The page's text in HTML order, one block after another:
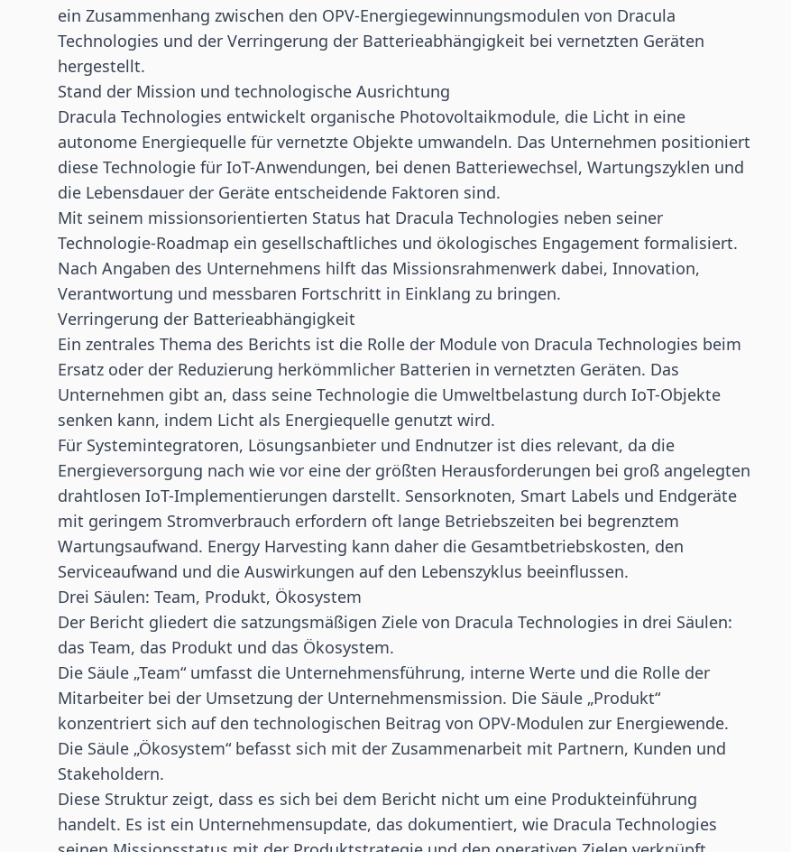
ein Zusammenhang zwischen den OPV-Energiegewinnungsmodulen von Dracula
Technologies und der Verringerung der Batterieabhängigkeit bei vernetzten Geräten
hergestellt.
Stand der Mission und technologische Ausrichtung
Dracula Technologies entwickelt organische Photovoltaikmodule, die Licht in eine
autonome Energiequelle für vernetzte Objekte umwandeln. Das Unternehmen positioniert
diese Technologie für IoT-Anwendungen, bei denen Batteriewechsel, Wartungszyklen und
die Lebensdauer der Geräte entscheidende Faktoren sind.
Mit seinem missionsorientierten Status hat Dracula Technologies neben seiner
Technologie-Roadmap ein gesellschaftliches und ökologisches Engagement formalisiert.
Nach Angaben des Unternehmens hilft das Missionsrahmenwerk dabei, Innovation,
Verantwortung und messbaren Fortschritt in Einklang zu bringen.
Verringerung der Batterieabhängigkeit
Ein zentrales Thema des Berichts ist die Rolle der Module von Dracula Technologies beim
Ersatz oder der Reduzierung herkömmlicher Batterien in vernetzten Geräten. Das
Unternehmen gibt an, dass seine Technologie die Umweltbelastung durch IoT-Objekte
senken kann, indem Licht als Energiequelle genutzt wird.
Für Systemintegratoren, Lösungsanbieter und Endnutzer ist dies relevant, da die
Energieversorgung nach wie vor eine der größten Herausforderungen bei groß angelegten
drahtlosen IoT-Implementierungen darstellt. Sensorknoten, Smart Labels und Endgeräte
mit geringem Stromverbrauch erfordern oft lange Betriebszeiten bei begrenztem
Wartungsaufwand. Energy Harvesting kann daher die Gesamtbetriebskosten, den
Serviceaufwand und die Auswirkungen auf den Lebenszyklus beeinflussen.
Drei Säulen: Team, Produkt, Ökosystem
Der Bericht gliedert die satzungsmäßigen Ziele von Dracula Technologies in drei Säulen:
das Team, das Produkt und das Ökosystem.
Die Säule „Team“ umfasst die Unternehmensführung, interne Werte und die Rolle der
Mitarbeiter bei der Umsetzung der Unternehmensmission. Die Säule „Produkt“
konzentriert sich auf den technologischen Beitrag von OPV-Modulen zur Energiewende.
Die Säule „Ökosystem“ befasst sich mit der Zusammenarbeit mit Partnern, Kunden und
Stakeholdern.
Diese Struktur zeigt, dass es sich bei dem Bericht nicht um eine Produkteinführung
handelt. Es ist ein Unternehmensupdate, das dokumentiert, wie Dracula Technologies